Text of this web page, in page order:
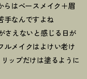
らはベースメイク＋眉
手なんですよね
さえないと感じる日が
ルメイクはよけい老け
ップだけは塗るように